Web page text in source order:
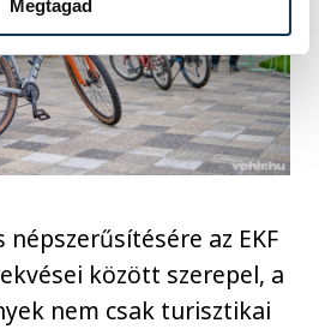
Megtagad
népszerűsítésére az EKF
között szerepel, a
nem csak turisztikai